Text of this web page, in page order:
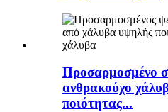
Προσαρμοσμένο
ανθρακούχο
ποιότητας...